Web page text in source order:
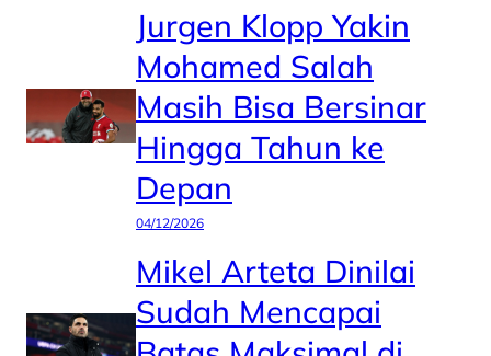
Jurgen Klopp Yakin
Mohamed Salah
Masih Bisa Bersinar
Hingga Tahun ke
Depan
04/12/2026
Mikel Arteta Dinilai
Sudah Mencapai